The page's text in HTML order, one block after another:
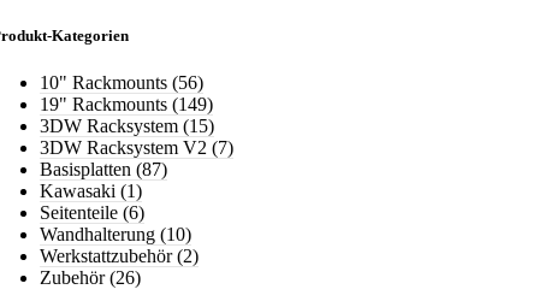
Kategorien
10" Rackmounts (56)
19" Rackmounts (149)
3DW Racksystem (15)
3DW Racksystem V2 (7)
Basisplatten (87)
Kawasaki (1)
Seitenteile (6)
Wandhalterung (10)
Werkstattzubehör(2)
Zubehör(26)